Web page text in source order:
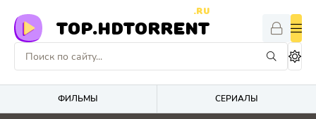
TOP.HDTORRENT
.RU
ФИЛЬМЫ СЕРИАЛЫ